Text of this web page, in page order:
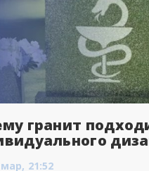
гранит
21:52